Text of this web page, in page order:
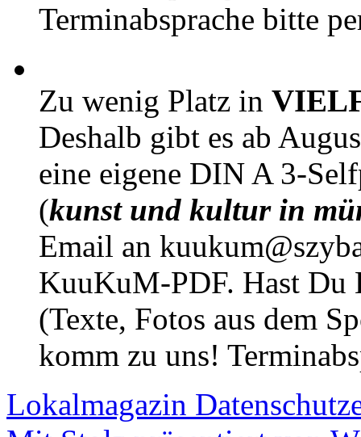
Terminabsprache bitte
Zu wenig Platz in
Deshalb gibt es ab
eine eigene DIN A 3-
(kunst und kultur in
Email an
KuuKuM-PDF. Hast Du
(Texte, Fotos aus dem
komm zu uns!
Lokalmagazin